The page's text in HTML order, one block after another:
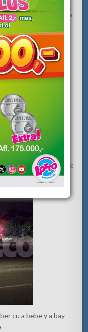
cu a crusa caminda
ocasiona un accidente
cu a bebe y a bay